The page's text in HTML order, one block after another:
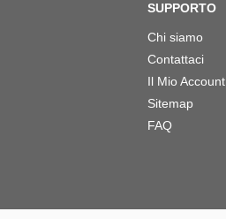
SUPPORTO
Chi siamo
Contattaci
Il Mio Account
Sitemap
FAQ